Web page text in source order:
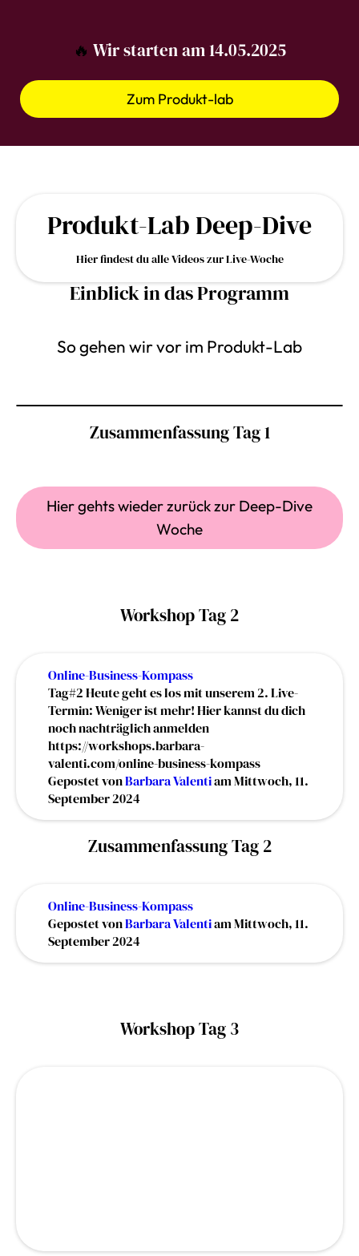
🔥 Wir starten am 14.05.2025
Zum Produkt-lab
Produkt-Lab Deep-Dive
Hier findest du alle Videos zur Live-Woche
Einblick in das Programm
So gehen wir vor im Produkt-Lab
Zusammenfassung Tag 1
Hier gehts wieder zurück zur Deep-Dive
Woche
Workshop Tag 2
Online-Business-Kompass
Tag#2 Heute geht es los mit unserem 2. Live-
Termin: Weniger ist mehr! Hier kannst du dich
noch nachträglich anmelden
https://workshops.barbara-
valenti.com/online-business-kompass
Gepostet vonBarbara Valentiam Mittwoch, 11.
September 2024
Zusammenfassung Tag 2
Online-Business-Kompass
Gepostet vonBarbara Valentiam Mittwoch, 11.
September 2024
Workshop Tag 3